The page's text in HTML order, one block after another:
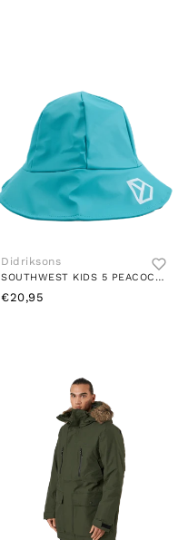
Didriksons
SOUTHWEST KIDS 5 PEACOCK GREEN
€20,95